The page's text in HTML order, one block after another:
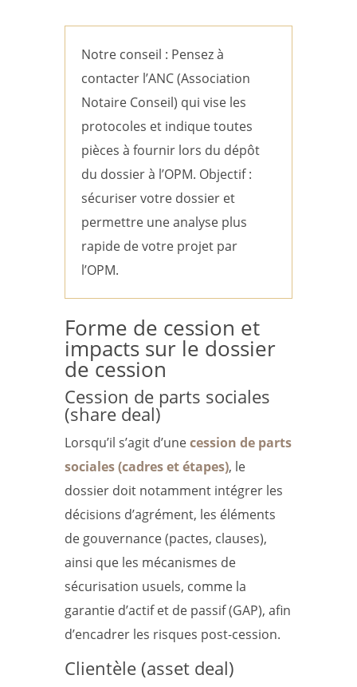
Notre conseil : Pensez à
contacter l’ANC (Association
Notaire Conseil) qui vise les
protocoles et indique toutes
pièces à fournir lors du dépôt
du dossier à l’OPM. Objectif :
sécuriser votre dossier et
permettre une analyse plus
rapide de votre projet par
l’OPM.
Forme de cession et
impacts sur le dossier
de cession
Cession de parts sociales
(share deal)
Lorsqu’il s’agit d’unecession de parts
sociales (cadres et étapes), le
dossier doit notamment intégrer les
décisions d’agrément, les éléments
de gouvernance (pactes, clauses),
ainsi que les mécanismes de
sécurisation usuels, comme la
garantie d’actif et de passif (GAP), afin
d’encadrer les risques post-cession.
Clientèle (asset deal)